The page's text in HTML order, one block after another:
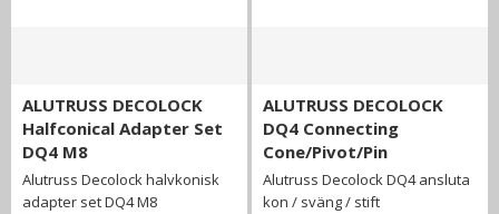
ALUTRUSS DECOLOCK
Halfconical Adapter Set
DQ4 M8
Alutruss Decolock halvkonisk
adapter set DQ4 M8
ALUTRUSS DECOLOCK
DQ4 Connecting
Cone/Pivot/Pin
Alutruss Decolock DQ4 ansluta
kon / sväng / stift